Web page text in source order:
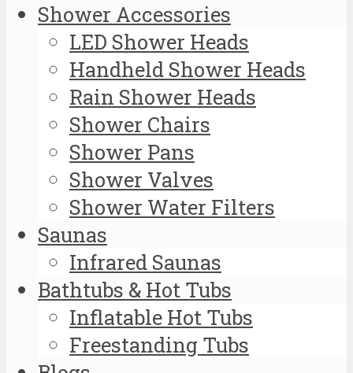
Shower Accessories
LED Shower Heads
Handheld Shower Heads
Rain Shower Heads
Shower Chairs
Shower Pans
Shower Valves
Shower Water Filters
Saunas
Infrared Saunas
Bathtubs & Hot Tubs
Inflatable Hot Tubs
Freestanding Tubs